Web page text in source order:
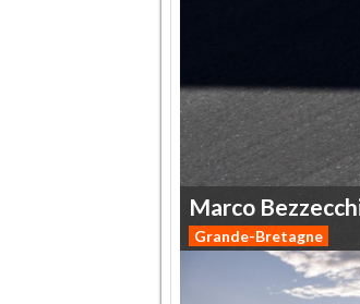
Marco
Grande-Bretagne